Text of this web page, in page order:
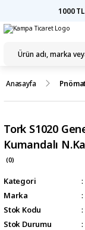
1000
Anasayfa
Tork S1020
Kumandalı
(0)
Kategori
Marka
Stok Kodu
Stok Durumu